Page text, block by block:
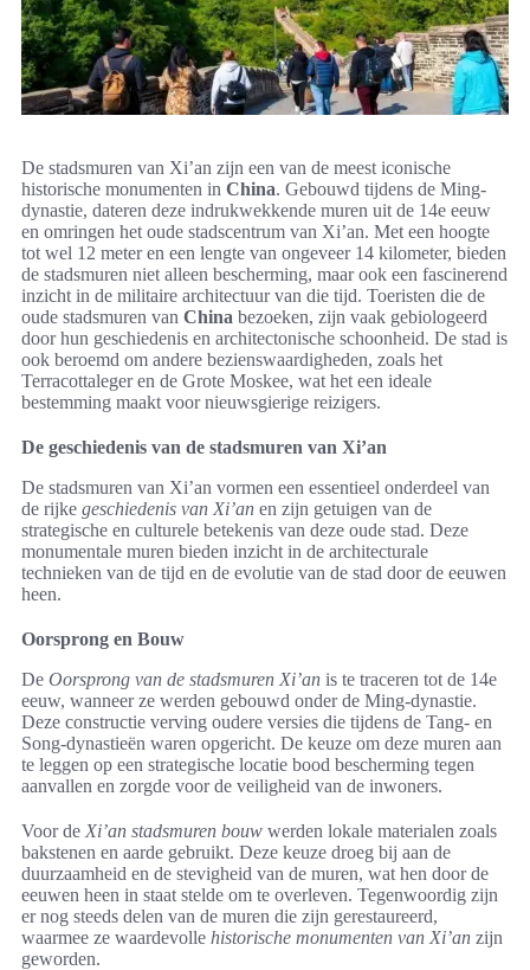
De stadsmuren van Xi’an zijn een van de meest iconische
historische monumenten in China. Gebouwd tijdens de Ming-
dynastie, dateren deze indrukwekkende muren uit de 14e eeuw
en omringen het oude stadscentrum van Xi’an. Met een hoogte
tot wel 12 meter en een lengte van ongeveer 14 kilometer, bieden
de stadsmuren niet alleen bescherming, maar ook een fascinerend
inzicht in de militaire architectuur van die tijd. Toeristen die de
oude stadsmuren van China bezoeken, zijn vaak gebiologeerd
door hun geschiedenis en architectonische schoonheid. De stad is
ook beroemd om andere bezienswaardigheden, zoals het
Terracottaleger en de Grote Moskee, wat het een ideale
bestemming maakt voor nieuwsgierige reizigers.
De geschiedenis van de stadsmuren van Xi’an
De stadsmuren van Xi’an vormen een essentieel onderdeel van
de rijke geschiedenis van Xi’an en zijn getuigen van de
strategische en culturele betekenis van deze oude stad. Deze
monumentale muren bieden inzicht in de architecturale
technieken van de tijd en de evolutie van de stad door de eeuwen
heen.
Oorsprong en Bouw
De Oorsprong van de stadsmuren Xi’an is te traceren tot de 14e
eeuw, wanneer ze werden gebouwd onder de Ming-dynastie.
Deze constructie verving oudere versies die tijdens de Tang- en
Song-dynastieën waren opgericht. De keuze om deze muren aan
te leggen op een strategische locatie bood bescherming tegen
aanvallen en zorgde voor de veiligheid van de inwoners.
Voor de Xi’an stadsmuren bouw werden lokale materialen zoals
bakstenen en aarde gebruikt. Deze keuze droeg bij aan de
duurzaamheid en de stevigheid van de muren, wat hen door de
eeuwen heen in staat stelde om te overleven. Tegenwoordig zijn
er nog steeds delen van de muren die zijn gerestaureerd,
waarmee ze waardevolle historische monumenten van Xi’an zijn
geworden.